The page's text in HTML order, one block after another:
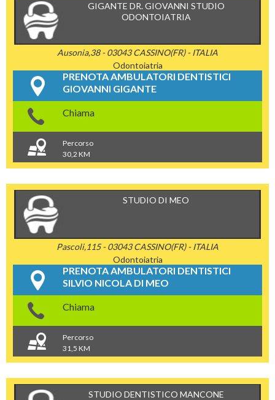
GIGANTE DR. GIOVANNI STUDIO
ODONTOIATRIA
Ausonia,38 - 03043 CASSINO(FR) - ITALIA
Odontoiatria
PRENOTA AMBULATORI DENTISTICI
GIOVANNI GIGANTE
Chiama
Percorso
30,2 KM
STUDIO DI MEO
Pascoli,115 - 03043 CASSINO(FR) - ITALIA
Odontoiatria
PRENOTA AMBULATORI DENTISTICI
SILVIO NICOLA DI MEO
Chiama
Percorso
31,5 KM
STUDIO DENTISTICO MANCONE